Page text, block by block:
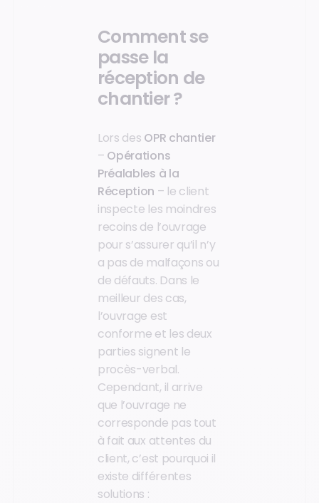
Comment se
passe la
réception de
chantier ?
Lors des OPR chantier
– Opérations
Préalables à la
Réception – le client
inspecte les moindres
recoins de l’ouvrage
pour s’assurer qu’il n’y
a pas de malfaçons ou
de défauts. Dans le
meilleur des cas,
l’ouvrage est
conforme et les deux
parties signent le
procès-verbal.
Cependant, il arrive
que l’ouvrage ne
corresponde pas tout
à fait aux attentes du
client, c’est pourquoi il
existe différentes
solutions :